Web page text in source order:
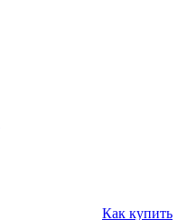
Как купить